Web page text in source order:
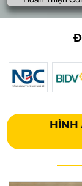
HÌNH